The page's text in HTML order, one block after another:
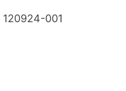
120924-001